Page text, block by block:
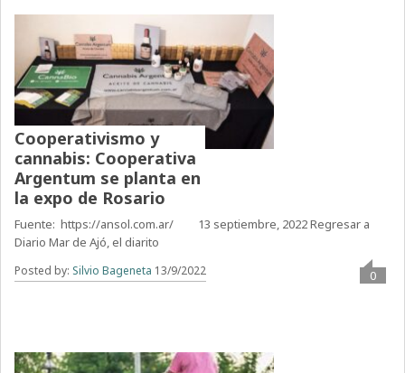
Cooperativismo y
cannabis: Cooperativa
Argentum se planta en
la expo de Rosario
Fuente: https://ansol.com.ar/ 13 septiembre, 2022 Regresar a
Diario Mar de Ajó, el diarito
Posted by: Silvio Bageneta 13/9/2022 0